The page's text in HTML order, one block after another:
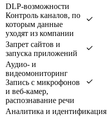
DLP-возможности
Контроль каналов, по
которым данные
уходят из компании
Запрет сайтов и
запуска приложений
Аудио- и
видеомониторинг
Запись с микрофонов
и веб-камер,
распознавание речи
Аналитика и идентификация